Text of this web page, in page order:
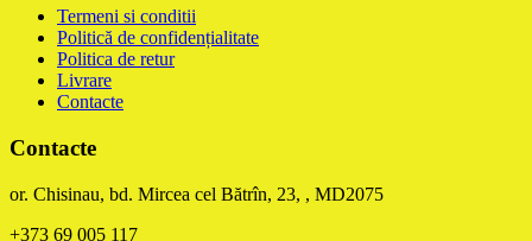
Termeni si conditii
Politică de confidențialitate
Politica de retur
Livrare
Contacte
Contacte
or. Chisinau, bd. Mircea cel Bătrîn, 23, , MD2075
+373 69 005 117